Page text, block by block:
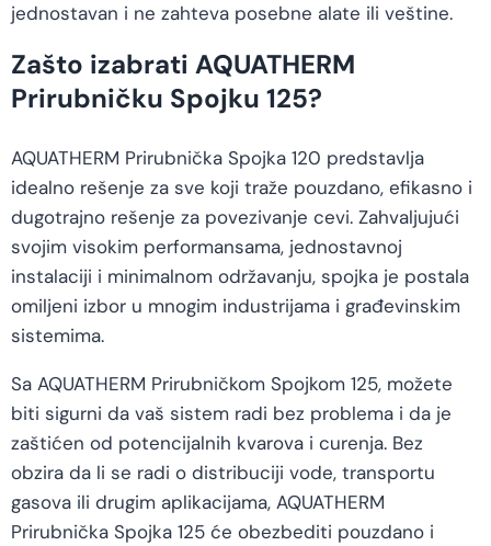
jednostavan i ne zahteva posebne alate ili veštine.
Zašto izabrati AQUATHERM
Prirubničku Spojku 125?
AQUATHERM Prirubnička Spojka 120 predstavlja
idealno rešenje za sve koji traže pouzdano, efikasno i
dugotrajno rešenje za povezivanje cevi. Zahvaljujući
svojim visokim performansama, jednostavnoj
instalaciji i minimalnom održavanju, spojka je postala
omiljeni izbor u mnogim industrijama i građevinskim
sistemima.
Sa AQUATHERM Prirubničkom Spojkom 125, možete
biti sigurni da vaš sistem radi bez problema i da je
zaštićen od potencijalnih kvarova i curenja. Bez
obzira da li se radi o distribuciji vode, transportu
gasova ili drugim aplikacijama, AQUATHERM
Prirubnička Spojka 125 će obezbediti pouzdano i